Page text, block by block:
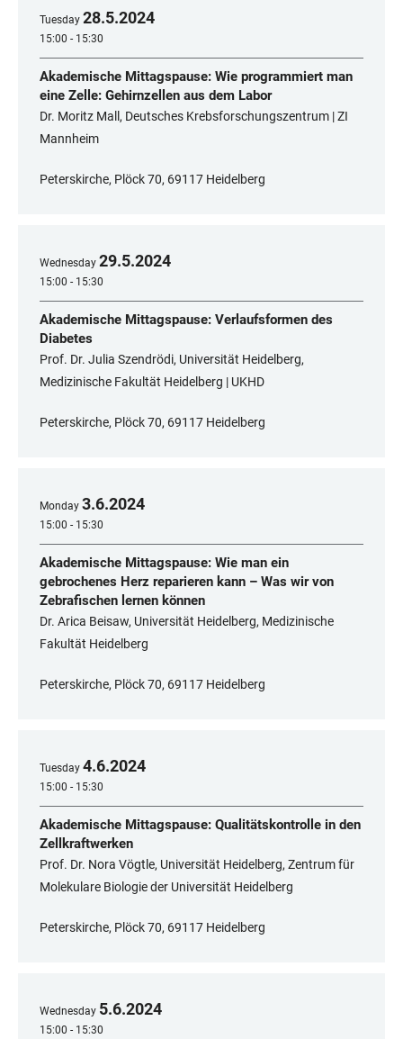
Tuesday 28.5.2024
15:00 - 15:30
Akademische Mittagspause: Wie programmiert man
eine Zelle: Gehirnzellen aus dem Labor
Dr. Moritz Mall, Deutsches Krebsforschungszentrum | ZI
Mannheim
Peterskirche, Plöck 70, 69117 Heidelberg
Wednesday 29.5.2024
15:00 - 15:30
Akademische Mittagspause: Verlaufsformen des
Diabetes
Prof. Dr. Julia Szendrödi, Universität Heidelberg,
Medizinische Fakultät Heidelberg | UKHD
Peterskirche, Plöck 70, 69117 Heidelberg
Monday 3.6.2024
15:00 - 15:30
Akademische Mittagspause: Wie man ein
gebrochenes Herz reparieren kann – Was wir von
Zebrafischen lernen können
Dr. Arica Beisaw, Universität Heidelberg, Medizinische
Fakultät Heidelberg
Peterskirche, Plöck 70, 69117 Heidelberg
Tuesday 4.6.2024
15:00 - 15:30
Akademische Mittagspause: Qualitätskontrolle in den
Zellkraftwerken
Prof. Dr. Nora Vögtle, Universität Heidelberg, Zentrum für
Molekulare Biologie der Universität Heidelberg
Peterskirche, Plöck 70, 69117 Heidelberg
Wednesday 5.6.2024
15:00 - 15:30